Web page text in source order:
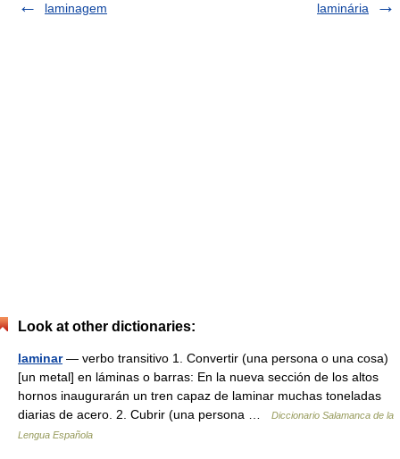
laminagem laminária
Look at other dictionaries:
laminar— verbo transitivo 1. Convertir (una persona o una cosa)
[un metal] en láminas o barras: En la nueva sección de los altos
hornos inaugurarán un tren capaz de laminar muchas toneladas
diarias de acero. 2. Cubrir (una persona …
Diccionario Salamanca de la
Lengua Española